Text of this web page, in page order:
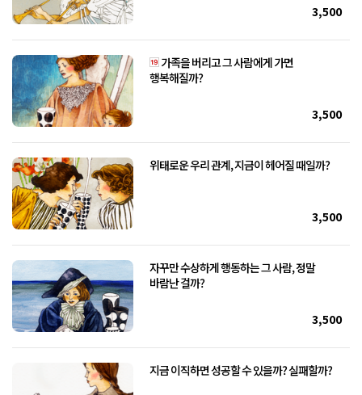
3,500
가족을 버리고 그 사람에게 가면
행복해질까?
3,500
위태로운 우리 관계, 지금이 헤어질 때일까?
3,500
자꾸만 수상하게 행동하는 그 사람, 정말
바람난 걸까?
3,500
지금 이직하면 성공할 수 있을까? 실패할까?